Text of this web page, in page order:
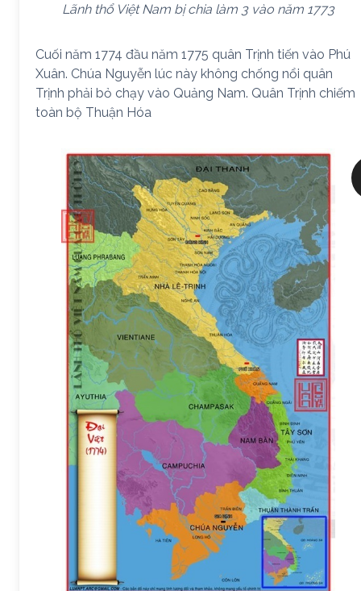
Lãnh thổ Việt Nam bị chia làm 3 vào năm 1773
Cuối năm 1774 đầu năm 1775 quân Trịnh tiến vào Phú
Xuân. Chúa Nguyễn lúc này không chống nổi quân
Trịnh phải bỏ chạy vào Quảng Nam. Quân Trịnh chiếm
toàn bộ Thuận Hóa